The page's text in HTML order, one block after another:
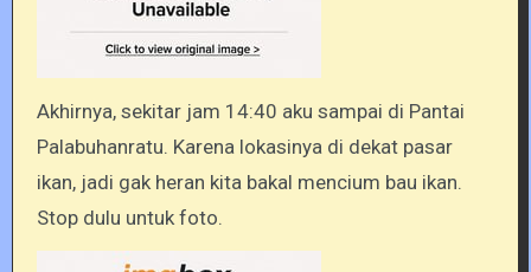
Akhirnya, sekitar jam 14:40 aku sampai di Pantai
Palabuhanratu. Karena lokasinya di dekat pasar
ikan, jadi gak heran kita bakal mencium bau ikan.
Stop dulu untuk foto.